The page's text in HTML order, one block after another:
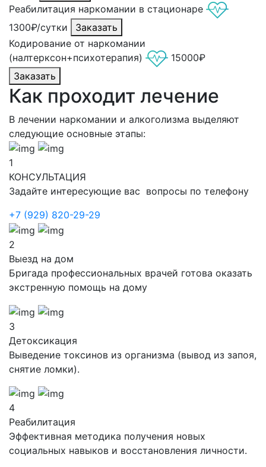
Реабилитация наркомании в стационаре
1300₽/сутки
Заказать
Кодирование от наркомании
(налтерксон+психотерапия)
15000₽
Заказать
Как проходит лечение
В лечении наркомании и алкоголизма выделяют
следующие основные этапы:
1
КОНСУЛЬТАЦИЯ
Задайте интересующие вас вопросы по телефону
+7 (929) 820-29-29
2
Выезд на дом
Бригада профессиональных врачей готова оказать
экстренную помощь на дому
3
Детоксикация
Выведение токсинов из организма (вывод из запоя,
снятие ломки).
4
Реабилитация
Эффективная методика получения новых
социальных навыков и восстановления личности.